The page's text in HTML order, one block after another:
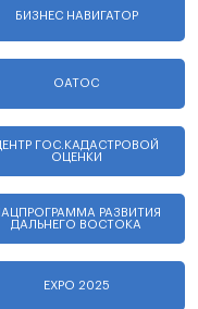
БИЗНЕС НАВИГАТОР
ОАТОС
ЦЕНТР ГОС.КАДАСТРОВОЙ
ОЦЕНКИ
РАЗВИТИЯ
ДАЛЬНЕГО ВОСТОКА
EXPO 2025